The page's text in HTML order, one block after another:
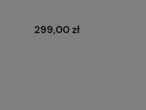
299,00 zł